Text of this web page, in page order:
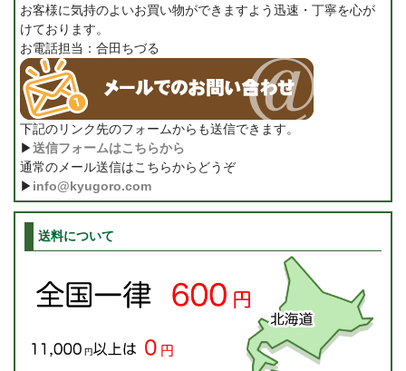
お客様に気持のよいお買い物ができますよう迅速・丁寧を心が
けております。
お電話担当：合田ちづる
下記のリンク先のフォームからも送信できます。
▶送信フォームはこちらから
通常のメール送信はこちらからどうぞ
▶ info@kyugoro.com
送料について